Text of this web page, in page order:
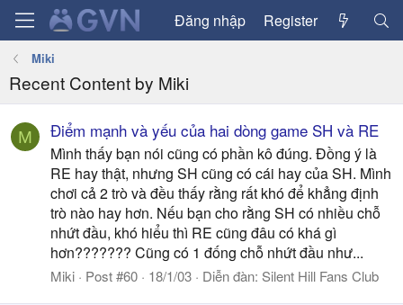
Đăng nhập Register
Miki
Recent Content by Miki
M Điểm mạnh và yếu của hai dòng game SH và RE
Mình thấy bạn nói cũng có phần kô đúng. Đồng ý là
RE hay thật, nhưng SH cũng có cái hay của SH. Mình
chơi cả 2 trò và đều thấy rằng rất khó để khẳng định
trò nào hay hơn. Nếu bạn cho rằng SH có nhiều chỗ
nhứt đầu, khó hiểu thì RE cũng đâu có khá gì
hơn??????? Cũng có 1 đống chỗ nhứt đầu như...
Miki Post #60 18/1/03 Diễn đàn: Silent Hill Fans Club